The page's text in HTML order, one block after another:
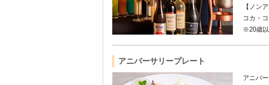
【ノン
コカ・
※20歳以
アニバーサリープレート
アニバ